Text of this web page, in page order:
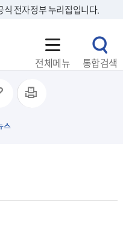
식 전자정부 누리집입니다.
전체메뉴 통합검색
스